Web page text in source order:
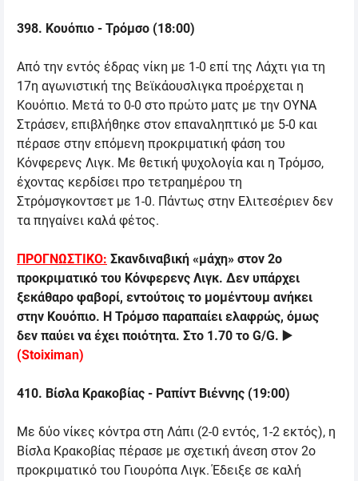
398. Κουόπιο - Τρόμσο (18:00)
Από την εντός έδρας νίκη με 1-0 επί της Λάχτι για τη
17η αγωνιστική της Βεϊκάουσλιγκα προέρχεται η
Κουόπιο. Μετά το 0-0 στο πρώτο ματς με την ΟΥΝΑ
Στράσεν, επιβλήθηκε στον επαναληπτικό με 5-0 και
πέρασε στην επόμενη προκριματική φάση του
Κόνφερενς Λιγκ. Με θετική ψυχολογία και η Τρόμσο,
έχοντας κερδίσει προ τετραημέρου τη
Στρόμσγκοντσετ με 1-0. Πάντως στην Ελιτεσέριεν δεν
τα πηγαίνει καλά φέτος.
ΠΡΟΓΝΩΣΤΙΚΟ: Σκανδιναβική «μάχη» στον 2ο
προκριματικό του Κόνφερενς Λιγκ. Δεν υπάρχει
ξεκάθαρο φαβορί, εντούτοις το μομέντουμ ανήκει
στην Κουόπιο. Η Τρόμσο παραπαίει ελαφρώς, όμως
δεν παύει να έχει ποιότητα. Στο 1.70 το G/G. ▶️
(Stoiximan)
410. Βίσλα Κρακοβίας - Ραπίντ Βιέννης (19:00)
Με δύο νίκες κόντρα στη Λάπι (2-0 εντός, 1-2 εκτός), η
Βίσλα Κρακοβίας πέρασε με σχετική άνεση στον 2ο
προκριματικό του Γιουρόπα Λιγκ. Έδειξε σε καλή